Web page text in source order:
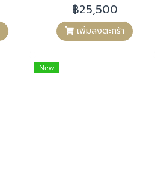
฿25,500
เพิ่มลงตะกร้า
New